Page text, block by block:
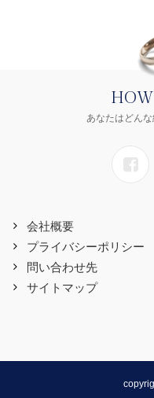
あなたはどん
会社概要
プライバシーポリシー
問い合わせ先
サイトマップ